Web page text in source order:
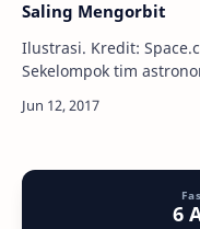
Saling Mengorbit
Ilustrasi. Kredit: Space.com Info
Sekelompok tim
berhasil melakukan
6